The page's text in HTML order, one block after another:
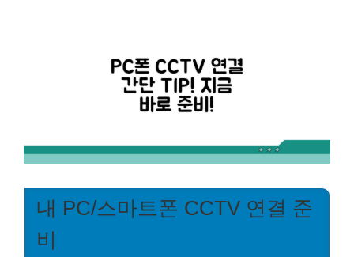
내 PC/스마트폰 CCTV 연결 준
비